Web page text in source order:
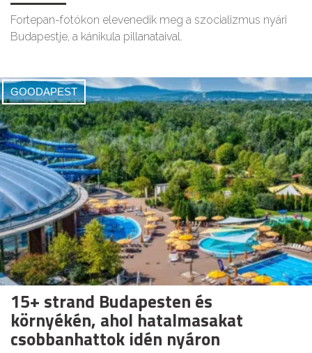
Fortepan-fotókon elevenedik meg a szocializmus nyári
Budapestje, a kánikula pillanataival.
GOODAPEST
15+ strand Budapesten és
környékén, ahol hatalmasakat
csobbanhattok idén nyáron